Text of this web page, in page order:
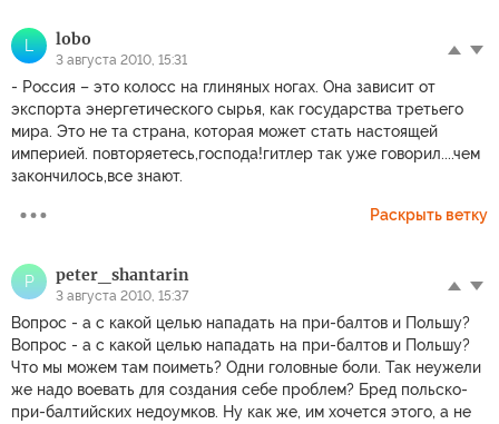
L lobo
3 августа 2010, 15:31
- Россия – это колосс на глиняных ногах. Она зависит от
экспорта энергетического сырья, как государства третьего
мира. Это не та страна, которая может стать настоящей
империей. повторяетесь,господа!гитлер так уже говорил....чем
закончилось,все знают.
Раскрыть ветку
P peter_shantarin
3 августа 2010, 15:37
Вопрос - а с какой целью нападать на при-балтов и Польшу?
Вопрос - а с какой целью нападать на при-балтов и Польшу?
Что мы можем там поиметь? Одни головные боли. Так неужели
же надо воевать для создания себе проблем? Бред польско-
при-балтийских недоумков. Ну как же, им хочется этого, а не